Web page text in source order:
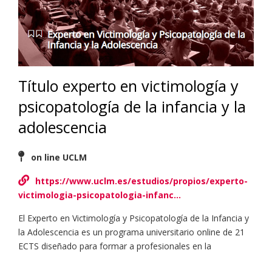
Título experto en victimología y
psicopatología de la infancia y la
adolescencia
on line UCLM
https://www.uclm.es/estudios/propios/experto-
victimologia-psicopatologia-infanc…
El Experto en Victimología y Psicopatología de la Infancia y
la Adolescencia es un programa universitario online de 21
ECTS diseñado para formar a profesionales en la